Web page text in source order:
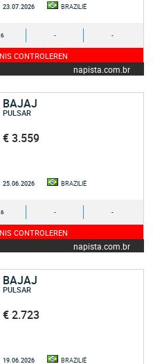
23.07.2026 BRAZILIË
- -
CONTROLEREN
napista.com.br
BAJAJ
PULSAR
€ 3.559
25.06.2026 BRAZILIË
- -
CONTROLEREN
napista.com.br
BAJAJ
PULSAR
€ 2.723
19.06.2026 BRAZILIË